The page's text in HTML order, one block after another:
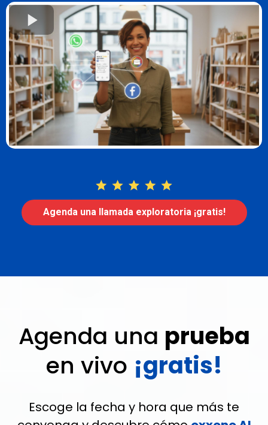
Agenda una llamada exploratoria ¡gratis!
Agenda una prueba
en vivo ¡gratis!
Escoge la fecha y hora que más te